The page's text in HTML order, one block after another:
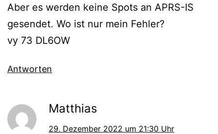
Aber es werden keine Spots an APRS-IS
gesendet. Wo ist nur mein Fehler?
vy 73 DL6OW
Antworten
Matthias
29. Dezember 2022 um 21:30 Uhr